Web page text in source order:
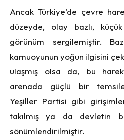
Ancak Türkiye’de çevre
düzeyde, olay bazlı,
görünüm sergilemiştir.
kamuoyunun yoğun ilgisini
ulaşmış olsa da, bu
arenada güçlü bir temsile
Yeşiller Partisi gibi
takılmış ya da devletin
sönümlendirilmiştir.